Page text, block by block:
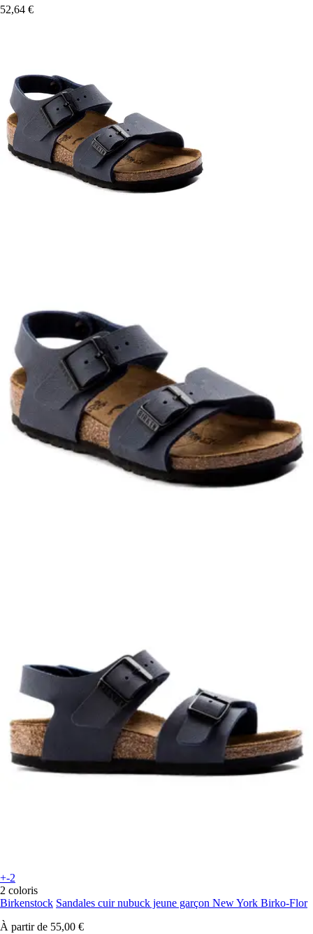
52,64 €
+-2
2 coloris
Birkenstock Sandales cuir nubuck jeune garçon New York Birko-Flor
À partir de 55,00 €